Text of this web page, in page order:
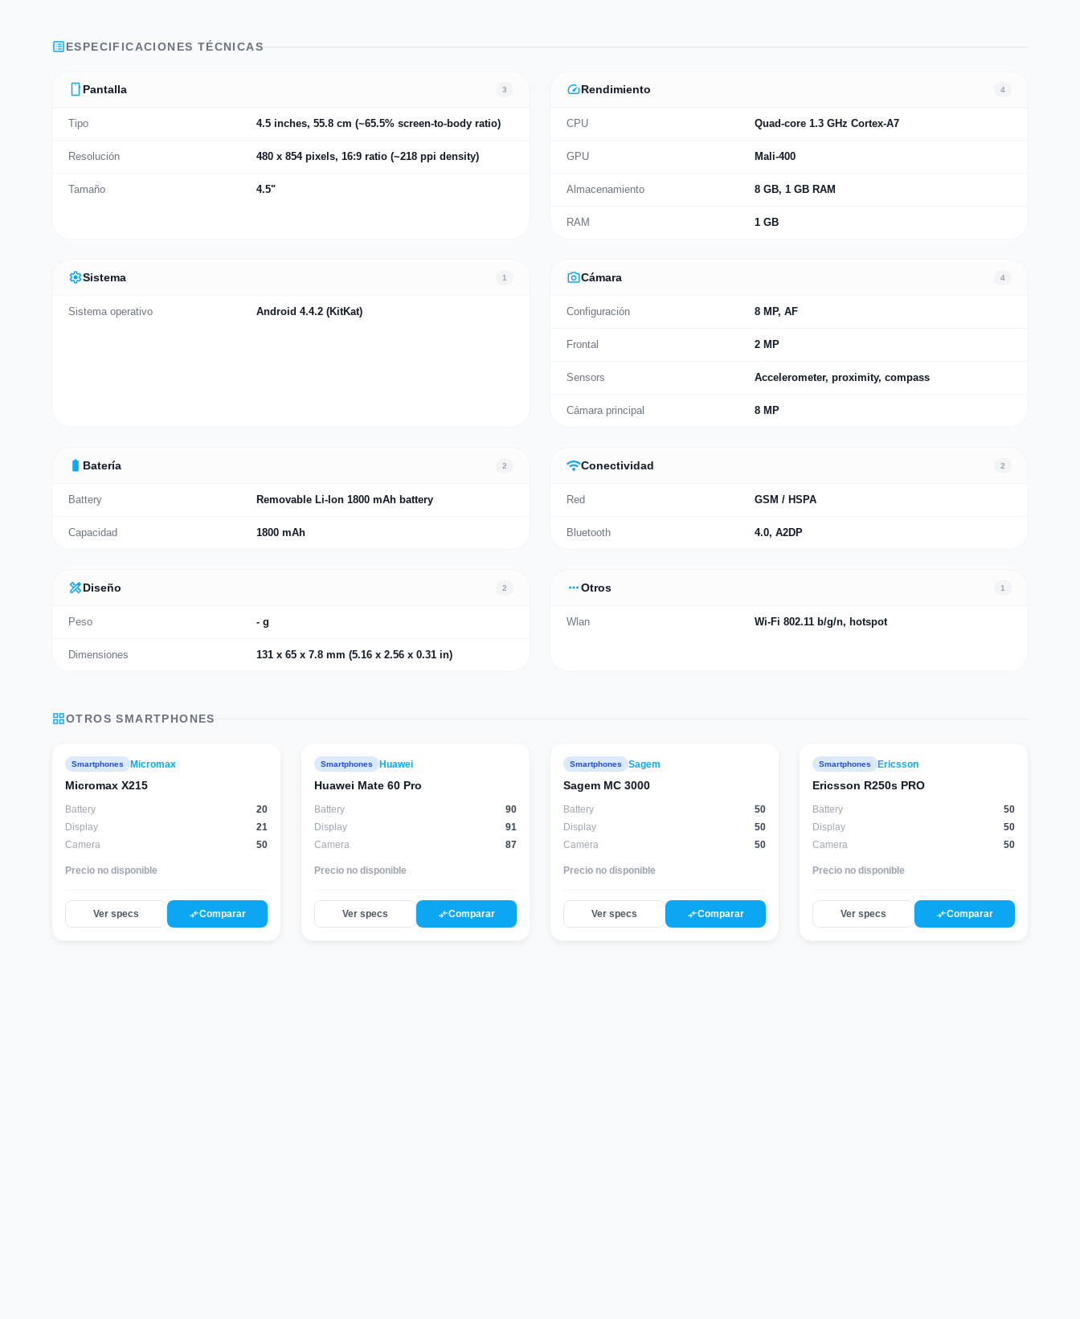
list_altESPECIFICACIONES TÉCNICAS
smartphone Pantalla 3
Tipo 4.5 inches, 55.8 cm (~65.5% screen-to-body ratio)
Resolución 480 x 854 pixels, 16:9 ratio (~218 ppi density)
Tamaño 4.5"
speedRendimiento 4
CPU Quad-core 1.3 GHz Cortex-A7
GPU Mali-400
Almacenamiento 8 GB, 1 GB RAM
RAM 1 GB
settingsSistema 1
Sistema operativo Android 4.4.2 (KitKat)
photo_cameraCámara 4
Configuración 8 MP, AF
Frontal 2 MP
Sensors Accelerometer, proximity, compass
Cámara principal 8 MP
battery_full Batería 2
Battery Removable Li-Ion 1800 mAh battery
Capacidad 1800 mAh
wifiConectividad 2
Red GSM / HSPA
Bluetooth 4.0, A2DP
design_servicesDiseño 2
Peso - g
Dimensiones 131 x 65 x 7.8 mm (5.16 x 2.56 x 0.31 in)
more_horizOtros 1
Wlan Wi-Fi 802.11 b/g/n, hotspot
grid_viewOTROSSMARTPHONES
Smartphones Micromax
Micromax X215
Battery
20
Display
21
Camera
50
Precio no disponible
Ver specs compare_arrowsComparar
Smartphones Huawei
Huawei Mate 60 Pro
Battery
90
Display
91
Camera
87
Precio no disponible
Ver specs compare_arrowsComparar
Smartphones Sagem
Sagem MC 3000
Battery
50
Display
50
Camera
50
Precio no disponible
Ver specs compare_arrowsComparar
Smartphones Ericsson
Ericsson R250s PRO
Battery
50
Display
50
Camera
50
Precio no disponible
Ver specs compare_arrowsComparar